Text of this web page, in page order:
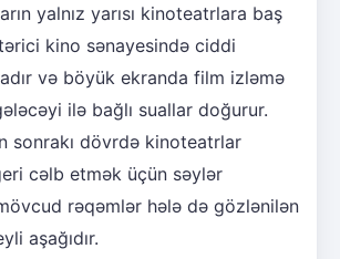
yalnız yarısı kinoteatrlara baş
kino sənayesində ciddi
və böyük ekranda film izləmə
ilə bağlı suallar doğurur.
sonrakı dövrdə kinoteatrlar
cəlb etmək üçün səylər
rəqəmlər hələ də gözlənilən
aşağıdır.